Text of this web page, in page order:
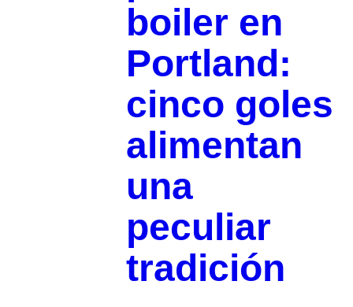
boiler en
Portland:
cinco goles
alimentan
una
peculiar
tradición